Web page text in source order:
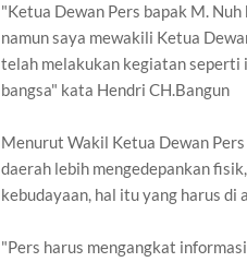
"Ketua Dewan Pers bapak M.
namun saya mewakili Ketua
telah melakukan kegiatan seperti
bangsa" kata Hendri CH.Bangun
Menurut Wakil Ketua Dewan
daerah lebih mengedepankan
kebudayaan, hal itu yang harus di
"Pers harus mengangkat